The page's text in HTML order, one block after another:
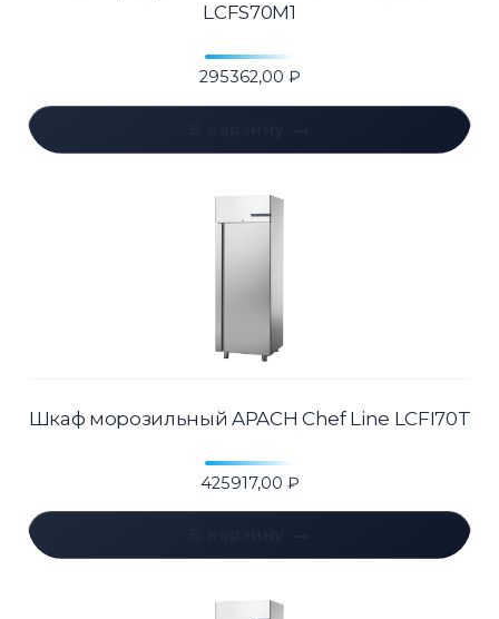
LCFS70M1
295362,00 ₽
Шкаф морозильный APACH Chef Line LCFI70T
425917,00 ₽